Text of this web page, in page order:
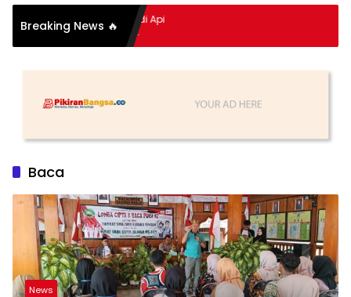
Breaking News 🔥
Hidup Meledak Jadi Api
Tragedi Menteng-
Maling Ayam di Bali
Baca
News